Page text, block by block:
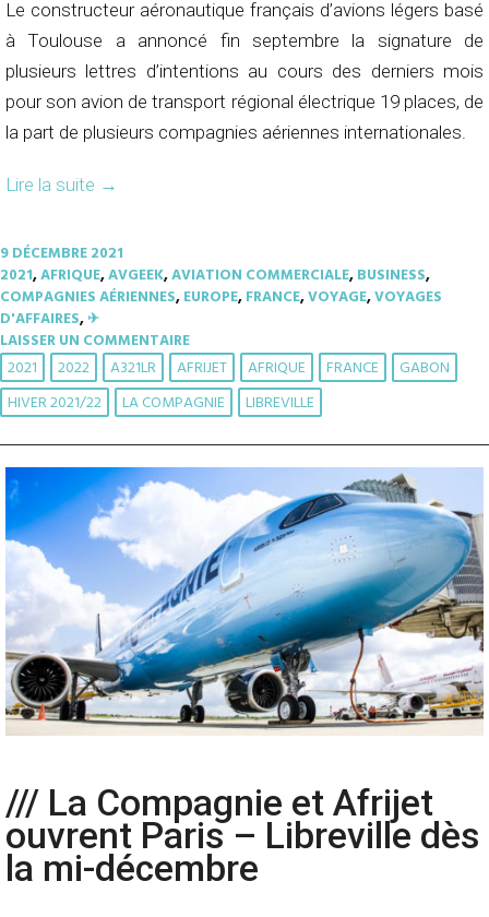
Le constructeur aéronautique français d’avions légers basé
à Toulouse a annoncé fin septembre la signature de
plusieurs lettres d’intentions au cours des derniers mois
pour son avion de transport régional électrique 19 places, de
la part de plusieurs compagnies aériennes internationales.
Lire la suite →
9 DÉCEMBRE 2021
2021,AFRIQUE,AVGEEK,AVIATION COMMERCIALE,BUSINESS,
COMPAGNIES AÉRIENNES,EUROPE,FRANCE,VOYAGE,VOYAGES
D'AFFAIRES,✈︎
LAISSER UN COMMENTAIRE
2021 2022 A321LR AFRIJET AFRIQUE FRANCE
GABON
HIVER 2021/22
LA COMPAGNIE LIBREVILLE
/// La Compagnie et Afrijet
ouvrent Paris – Libreville dès
la mi-décembre